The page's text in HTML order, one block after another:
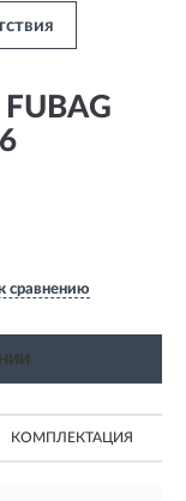
сравнению
КОМПЛЕКТАЦИЯ